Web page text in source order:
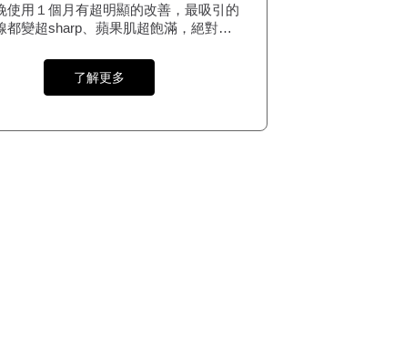
使用１個月有超明顯的改善，最吸引的
都變超sharp、蘋果肌超飽滿，絕對是
了解更多